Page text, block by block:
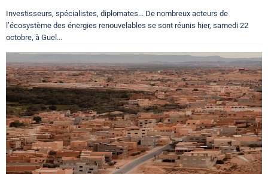
Investisseurs, spécialistes, diplomates... De nombreux acteurs de
l’écosystème des énergies renouvelables se sont réunis hier, samedi 22
octobre, à Guel...